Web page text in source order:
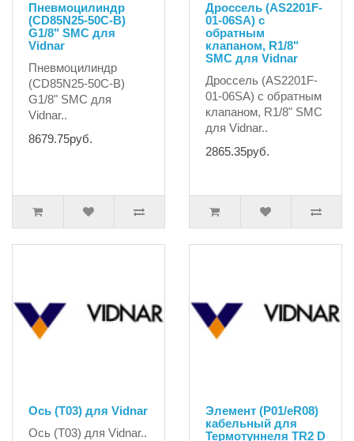
Пневмоцилиндр
(CD85N25-50C-B)
G1/8" SMC для
Vidnar
Пневмоцилиндр
(CD85N25-50C-B)
G1/8" SMC для
Vidnar..
8679.75руб.
Дроссель (AS2201F-
01-06SA) с
обратным
клапаном, R1/8"
SMC для Vidnar
Дроссель (AS2201F-
01-06SA) с обратным
клапаном, R1/8" SMC
для Vidnar..
2865.35руб.
Ось (T03) для Vidnar
Ось (T03) для Vidnar..
Элемент (P01/eR08)
кабельный для
Термотуннеля TR2 D